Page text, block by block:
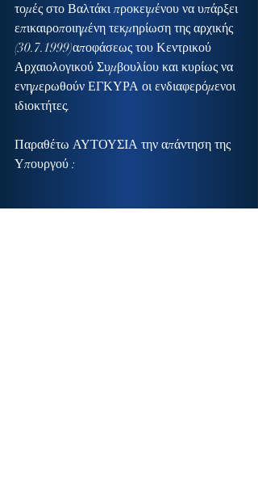
τομές στο Βαλτάκι προκειμένου να υπάρξει
επικαιροποιημένη τεκμηρίωση της αρχικής
(30.7.1999)αποφάσεως του Κεντρικού
Αρχαιολογικού Συμβουλίου και κυρίως να
ενημερωθούν ΕΓΚΥΡΑ οι ενδιαφερόμενοι
ιδιοκτήτες.
Παραθέτω ΑΥΤΟΥΣΙΑ την απάντηση της
Υπουργού :